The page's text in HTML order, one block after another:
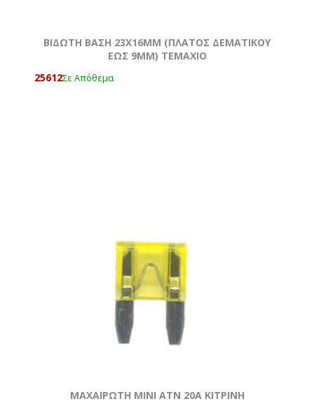
ΒΙΔΩΤΗ ΒΑΣΗ 23Χ16MM (ΠΛΑΤΟΣ ΔΕΜΑΤΙΚΟΥ
ΕΩΣ 9MM) ΤΕΜΆΧΙΟ
25612Σε Απόθεμα
ΜΑΧΑΙΡΩΤΗ ΜΙΝΙ ATN 20Α ΚΙΤΡΙΝΗ